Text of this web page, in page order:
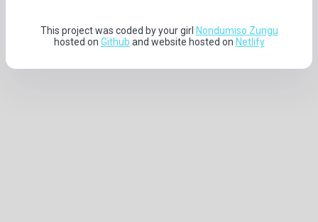
This project was coded by your girl Nondumiso Zungu
hosted on Github and website hosted on Netlify